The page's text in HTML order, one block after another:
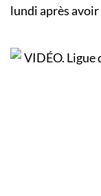
lundi après